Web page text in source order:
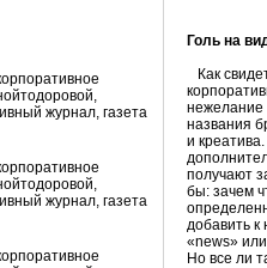
Голь на
Как
нежелание
названия
и
получают
бы: зачем
добавить к
«news»
Но все ли